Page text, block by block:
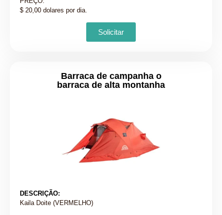
$ 20,00 dolares por dia.
Solicitar
Barraca de campanha o
barraca de alta montanha
DESCRIÇÃO:
Kaila Doite (VERMELHO)